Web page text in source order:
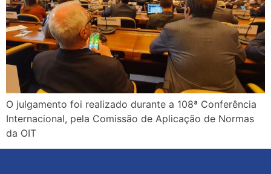
O julgamento foi realizado durante a 108ª Conferência
Internacional, pela Comissão de Aplicação de Normas
da OIT